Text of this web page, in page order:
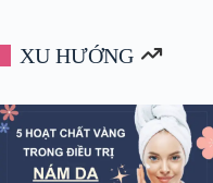
XU HƯỚNG